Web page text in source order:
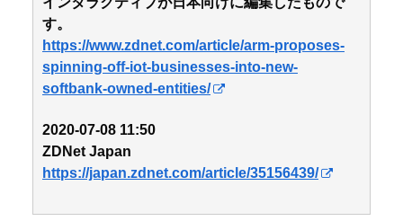
す。
https://www.zdnet.com/article/arm-proposes-
spinning-off-iot-businesses-into-new-
softbank-owned-entities/
2020-07-08 11:50
ZDNet Japan
https://japan.zdnet.com/article/35156439/